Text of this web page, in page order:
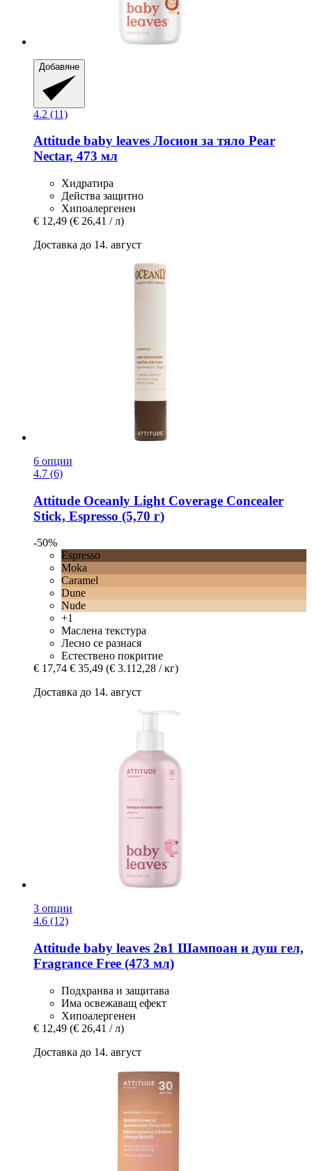
Добавяне
4.2 (11)
Attitude baby leaves Лосион за тяло Pear
Nectar, 473 мл
Хидратира
Действа защитно
Хипоалергенен
€ 12,49 (€ 26,41 / л)
Доставка до 14. август
6 опции
4.7 (6)
Attitude Oceanly Light Coverage Concealer
Stick, Espresso (5,70 г)
-50%
Espresso
Moka
Caramel
Dune
Nude
+1
Маслена текстура
Лесно се разнася
Естествено покритие
€ 17,74 € 35,49 (€ 3.112,28 / кг)
Доставка до 14. август
3 опции
4.6 (12)
Attitude baby leaves 2в1 Шампоан и душ гел,
Fragrance Free (473 мл)
Подхранва и защитава
Има освежаващ ефект
Хипоалергенен
€ 12,49 (€ 26,41 / л)
Доставка до 14. август